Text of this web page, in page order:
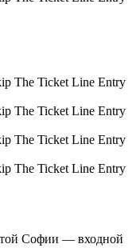
Софии — входной